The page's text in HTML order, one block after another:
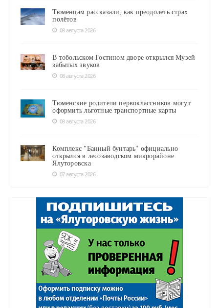
Тюменцам рассказали, как преодолеть страх
полётов
08 августа 2026
В тобольском Гостином дворе открылся Музей
забытых звуков
08 августа 2026
Тюменские родители первоклассников могут
оформить льготные транспортные карты
08 августа 2026
Комплекс "Банный бунтарь" официально
открылся в лесозаводском микрорайоне
Ялуторовска
07 августа 2026